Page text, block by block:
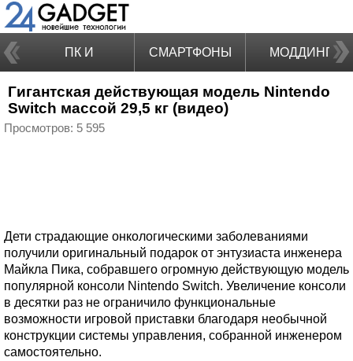
ПК И
НОУТБУКИ
СМАРТФОНЫ МОДДИНГ
Гигантская действующая модель Nintendo
Switch массой 29,5 кг (видео)
Просмотров: 5 595
Дети страдающие онкологическими заболеваниями
получили оригинальный подарок от энтузиаста инженера
Майкла Пика, собравшего огромную действующую модель
популярной консоли Nintendo Switch. Увеличение консоли
в десятки раз не ограничило функциональные
возможности игровой приставки благодаря необычной
конструкции системы управления, собранной инженером
самостоятельно.